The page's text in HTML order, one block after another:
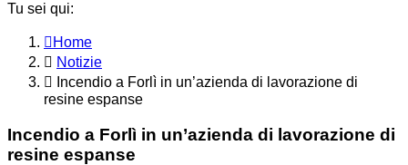
Tu sei qui:
Home
Notizie
Incendio a Forlì in un’azienda di lavorazione di
resine espanse
Incendio a Forlì in un’azienda di lavorazione di
resine espanse